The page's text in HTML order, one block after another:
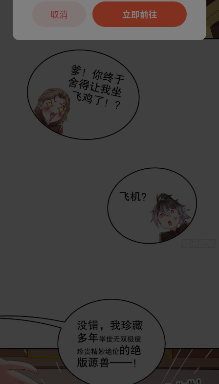
立即前往
取消